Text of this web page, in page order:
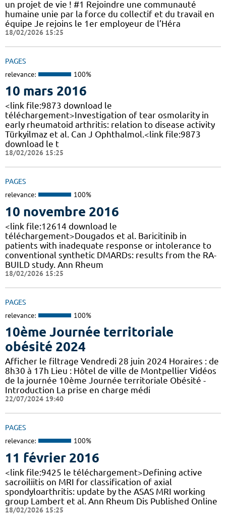
un projet de vie ! #1 Rejoindre une communauté
humaine unie par la force du collectif et du travail en
équipe Je rejoins le 1er employeur de l’Héra
18/02/2026 15:25
PAGES
relevance: 100%
10 mars 2016
<link file:9873 download le
téléchargement>Investigation of tear osmolarity in
early rheumatoid arthritis: relation to disease activity
Türkyilmaz et al. Can J Ophthalmol.<link file:9873
download le t
18/02/2026 15:25
PAGES
relevance: 100%
10 novembre 2016
<link file:12614 download le
téléchargement>Dougados et al. Baricitinib in
patients with inadequate response or intolerance to
conventional synthetic DMARDs: results from the RA-
BUILD study. Ann Rheum
18/02/2026 15:25
PAGES
relevance: 100%
10ème Journée territoriale
obésité 2024
Afficher le filtrage Vendredi 28 juin 2024 Horaires : de
8h30 à 17h Lieu : Hôtel de ville de Montpellier Vidéos
de la journée 10ème Journée territoriale Obésité -
Introduction La prise en charge médi
22/07/2024 19:40
PAGES
relevance: 100%
11 février 2016
<link file:9425 le téléchargement>Defining active
sacroiliitis on MRI for classification of axial
spondyloarthritis: update by the ASAS MRI working
group Lambert et al. Ann Rheum Dis Published Online
18/02/2026 15:25